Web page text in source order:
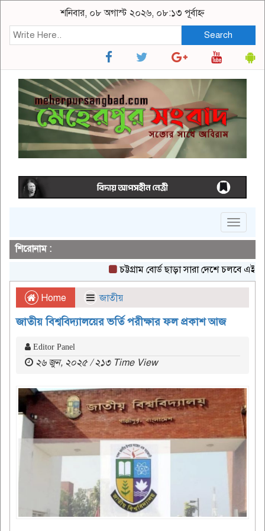
শনিবার, ০৮ অগাস্ট ২০২৬, ০৮:১৩ পূর্বাহ্ন
Search
Toggle
শিরোনাম :
চট্টগ্রাম বোর্ড ছাড়া সারা দেশে চলবে এইচএসসি
Home জাতীয়
জাতীয় বিশ্ববিদ্যালয়ের ভর্তি পরীক্ষার ফল প্রকাশ আজ
Editor Panel
২৬ জুন, ২০২৫ / ২১৩ Time View